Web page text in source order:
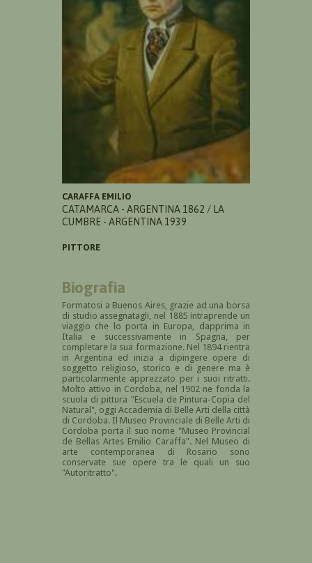
CARAFFA EMILIO
CATAMARCA - ARGENTINA 1862 / LA
CUMBRE - ARGENTINA 1939
PITTORE
Biografia
Formatosi a Buenos Aires, grazie ad una borsa
di studio assegnatagli, nel 1885 intraprende un
viaggio che lo porta in Europa, dapprima in
Italia e successivamente in Spagna, per
completare la sua formazione. Nel 1894 rientra
in Argentina ed inizia a dipingere opere di
soggetto religioso, storico e di genere ma è
particolarmente apprezzato per i suoi ritratti.
Molto attivo in Cordoba, nel 1902 ne fonda la
scuola di pittura "Escuela de Pintura-Copia del
Natural", oggi Accademia di Belle Arti della città
di Cordoba. Il Museo Provinciale di Belle Arti di
Cordoba porta il suo nome "Museo Provincial
de Bellas Artes Emilio Caraffa". Nel Museo di
arte contemporanea di Rosario sono
conservate sue opere tra le quali un suo
"Autoritratto".